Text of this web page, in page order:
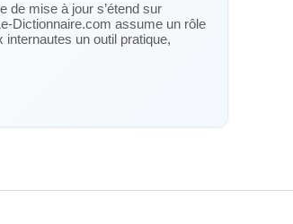
de mise à jour s’étend sur
Dictionnaire.com assume un rôle
un outil pratique,